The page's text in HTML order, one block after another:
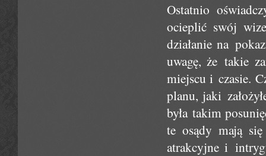
Ostatnio
ocieplić swój
działanie na
uwagę, że takie
miejscu i czasie.
planu, jaki
była takim
te osądy mają
atrakcyjne i